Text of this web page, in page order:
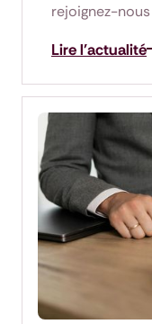
rejoignez-nous
Lire l'actualité